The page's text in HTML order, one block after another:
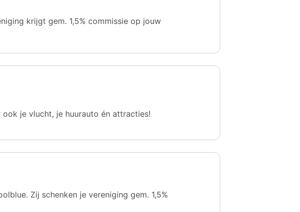
krijgt gem. 1,5% commissie op jouw
je vlucht, je huurauto én attracties!
Zij schenken je vereniging gem. 1,5%